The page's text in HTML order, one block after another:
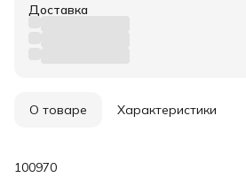
Доставка
О товаре Характеристики
100970